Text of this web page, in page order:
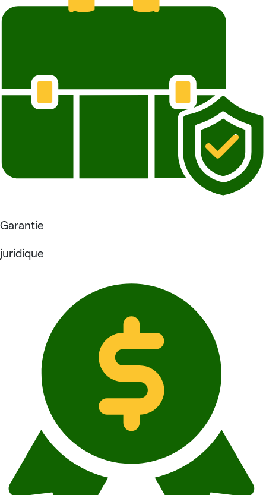
Garantie
juridique